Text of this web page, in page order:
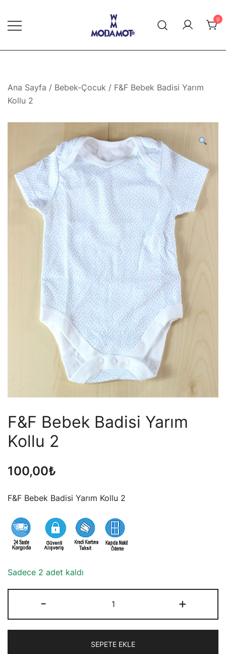
content
Modamot E-Ticaret
0
Ana Sayfa / Bebek-Çocuk / F&F Bebek Badisi Yarım
Kollu 2
F&F Bebek Badisi Yarım
Kollu 2
100,00₺
F&F Bebek Badisi Yarım Kollu 2
Sadece 2 adet kaldı
-
Bebek
Badisi
Kollu
+
SEPETE EKLE